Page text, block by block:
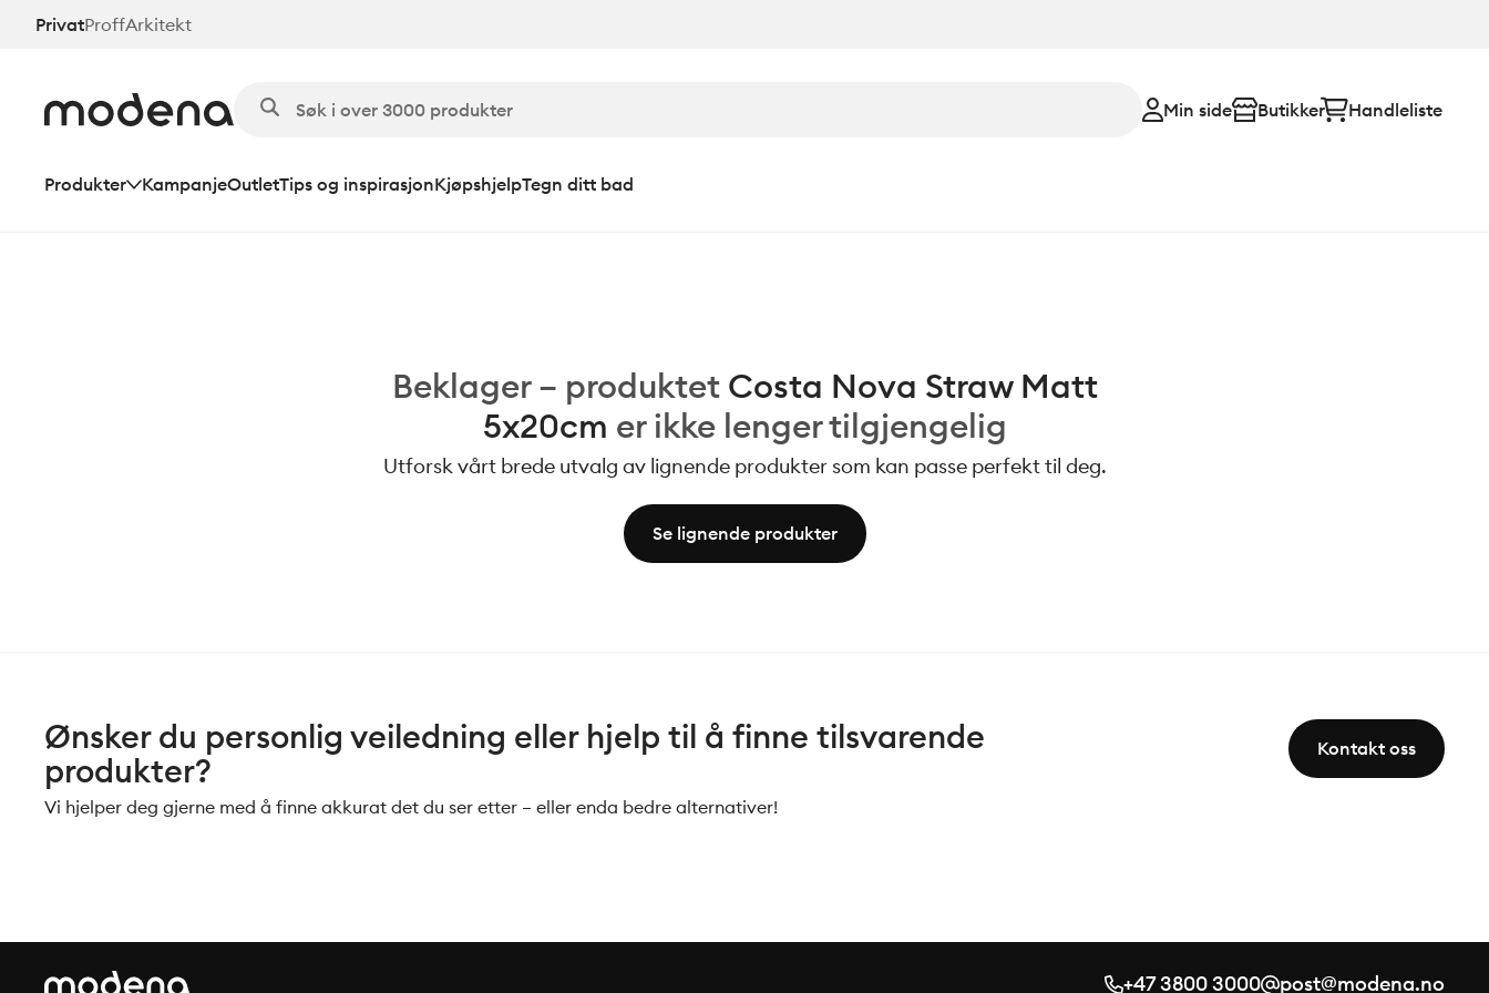
HoppPrivatProffArkitekt
Min side Butikker Handleliste
Produkter KampanjeOutletTips og inspirasjonKjøpshjelpTegn ditt bad
Beklager – produktet Costa Nova Straw Matt
5x20cm er ikke lenger tilgjengelig
Utforsk vårt brede utvalg av lignende produkter som kan passe perfekt til deg.
Se lignende produkter
Ønsker du personlig veiledning eller hjelp til å finne tilsvarende
produkter?
Vi hjelper deg gjerne med å finne akkurat det du ser etter – eller enda bedre alternativer!
Kontakt oss
+47 3800 3000 post@modena.no